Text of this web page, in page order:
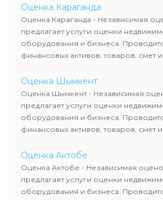
определяют рыночную стоимость
рассчитывают ущерб. Все отчеты
требованиям законодательства и
сделок, кредитования и судебных
Оценка Караганда
Оценка Караганда - Независимая
предлагает услуги оценки
оборудования и бизнеса.
финансовых активов, товаров, смет
оценка животных и
определяют рыночную стоимость
рассчитывают ущерб. Все отчеты
требованиям законодательства и
сделок, кредитования и судебных
Оценка Шымкент
Оценка Шымкент - Независимая
предлагает услуги оценки
оборудования и бизнеса.
финансовых активов, товаров, смет
оценка животных и
определяют рыночную стоимость
рассчитывают ущерб. Все отчеты
требованиям законодательства и
сделок, кредитования и судебных
Оценка Актобе
Оценка Актобе - Независимая
предлагает услуги оценки
оборудования и бизнеса.